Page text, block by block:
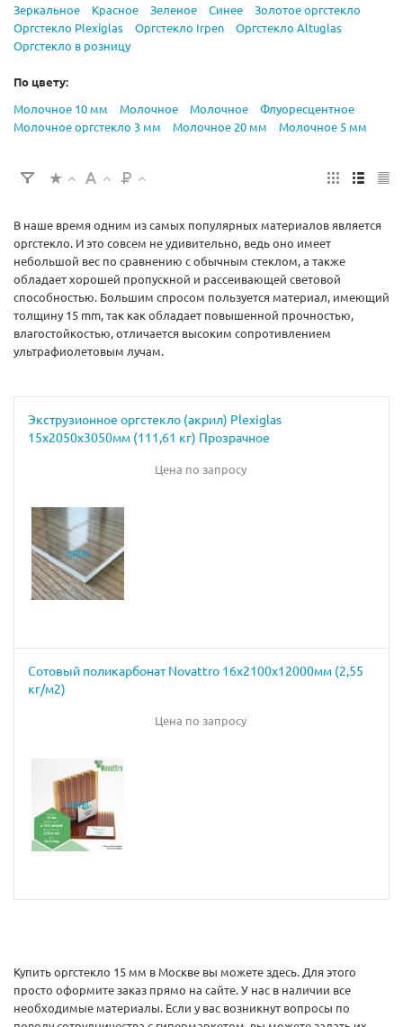
Зеркальное
Красное Зеленое Синее
Золотое оргстекло
Оргстекло Plexiglas
Оргстекло Irpen
Оргстекло Altuglas
Оргстекло в розницу
По цвету:
Молочное 10 мм
Молочное Молочное
Флуоресцентное
Молочное оргстекло 3 мм
Молочное 20 мм Молочное 5 мм
В наше время одним из самых популярных материалов является
оргстекло. И это совсем не удивительно, ведь оно имеет
небольшой вес по сравнению с обычным стеклом, а также
обладает хорошей пропускной и рассеивающей световой
способностью. Большим спросом пользуется материал, имеющий
толщину 15 mm, так как обладает повышенной прочностью,
влагостойкостью, отличается высоким сопротивлением
ультрафиолетовым лучам.
Экструзионное оргстекло (акрил) Plexiglas
15х2050х3050мм (111,61 кг) Прозрачное
Цена по запросу
Сотовый поликарбонат Novattro 16х2100х12000мм (2,55
кг/м2)
Цена по запросу
Купить оргстекло 15 мм в Москве вы можете здесь. Для этого
просто оформите заказ прямо на сайте. У нас в наличии все
необходимые материалы. Если у вас возникнут вопросы по